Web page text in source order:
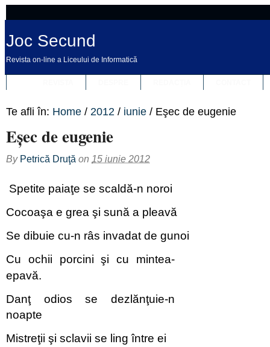
Joc Secund
Revista on-line a Liceului de Informatică
Te afli în: Home / 2012 / iunie / Eşec de eugenie
Eşec de eugenie
By Petrică Druţă on 15 iunie 2012
Spetite paiaţe se scaldă-n noroi
Cocoaşa e grea şi sună a pleavă
Se dibuie cu-n râs invadat de gunoi
Cu ochii porcini şi cu mintea-
epavă.
Danţ odios se dezlănţuie-n
noapte
Mistreţii şi sclavii se ling între ei